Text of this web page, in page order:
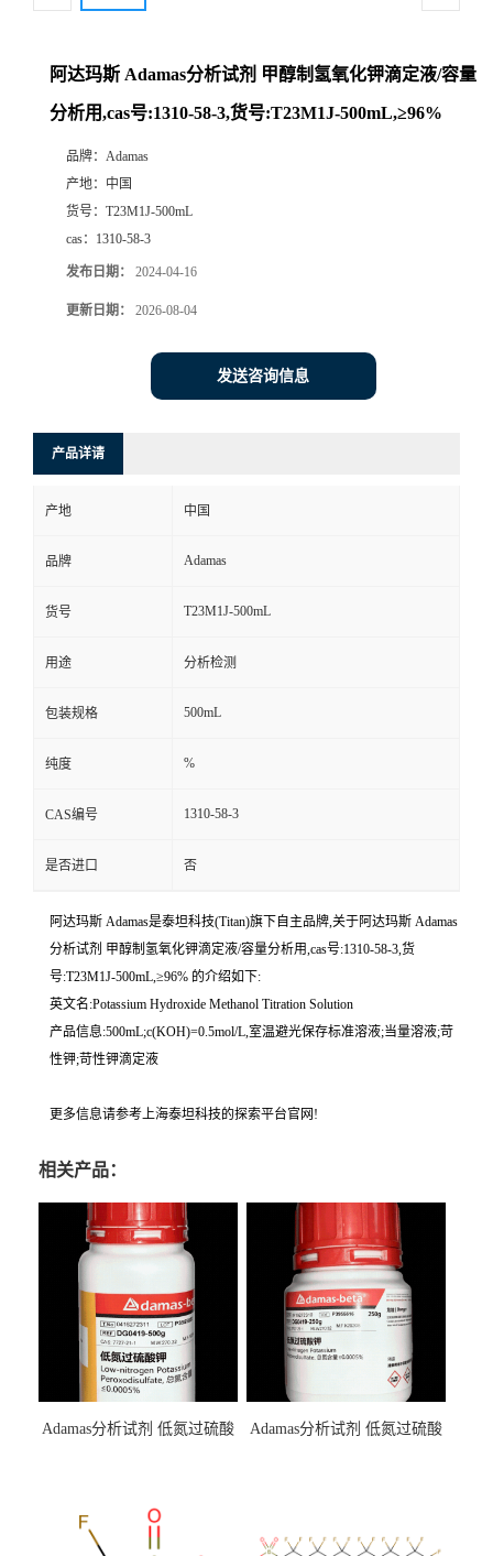
阿达玛斯 Adamas分析试剂 甲醇制氢氧化钾滴定液/容量
分析用,cas号:1310-58-3,货号:T23M1J-500mL,≥96%
品牌： Adamas
产地： 中国
货号： T23M1J-500mL
cas： 1310-58-3
发布日期： 2024-04-16
更新日期： 2026-08-04
发送咨询信息
产品详请
产地 中国
品牌 Adamas
货号 T23M1J-500mL
用途 分析检测
包装规格 500mL
纯度 %
CAS编号 1310-58-3
是否进口 否
阿达玛斯 Adamas是泰坦科技(Titan)旗下自主品牌,关于阿达玛斯 Adamas
分析试剂 甲醇制氢氧化钾滴定液/容量分析用,cas号:1310-58-3,货
号:T23M1J-500mL,≥96% 的介绍如下:
英文名:Potassium Hydroxide Methanol Titration Solution
产品信息:500mL;c(KOH)=0.5mol/L,室温避光保存标准溶液;当量溶液;苛
性钾;苛性钾滴定液
更多信息请参考上海泰坦科技的探索平台官网!
相关产品：
Adamas分析试剂 低氮过硫酸
（泰坦现货供应）
Adamas分析试剂 低氮过硫酸